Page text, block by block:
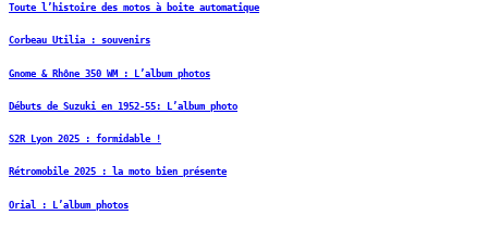
Toute l’histoire des motos à boite automatique
Corbeau Utilia : souvenirs
Gnome & Rhône 350 WM : L’album photos
Débuts de Suzuki en 1952-55: L’album photo
S2R Lyon 2025 : formidable !
Rétromobile 2025 : la moto bien présente
Orial : L’album photos